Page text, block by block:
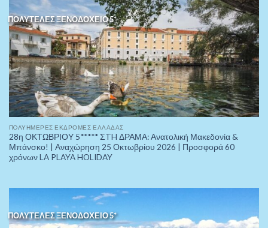
ΠΟΛΥΤΕΛΕΣ ΞΕΝΟΔΟΧΕΙΟ 5*
ΠOΛΥΉΜΕΡΕΣ ΕΚΔΡΟΜΈΣ ΕΛΛΆΔΑΣ
28η ΟΚΤΩΒΡΙΟΥ 5***** ΣTH ΔΡΑΜΑ: Ανατολική Μακεδονία &
Μπάνσκο! | Αναχώρηση 25 Οκτωβρίου 2026 | Προσφορά 60
χρόνων LA PLAYA HOLIDAY
ΠΟΛΥΤΕΛΕΣ ΞΕΝΟΔΟΧΕΙΟ 5*